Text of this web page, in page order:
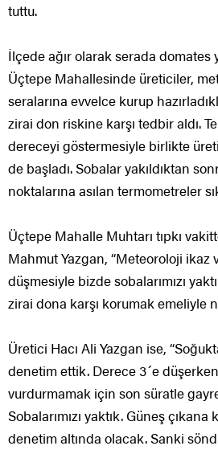
tuttu.
İlçede ağır olarak serada domates
Üçtepe Mahallesinde üreticiler,
seralarına evvelce kurup
zirai don riskine karşı tedbir aldı.
dereceyi göstermesiyle birlikte
de başladı. Sobalar yakıldıktan
noktalarına asılan termometreler
Üçtepe Mahalle Muhtarı tıpkı
Mahmut Yazgan, “Meteoroloji ikaz
düşmesiyle bizde sobalarımızı
zirai dona karşı korumak emeliyle
Üretici Hacı Ali Yazgan ise,
denetim ettik. Derece 3´e
vurdurmamak için son süratle
Sobalarımızı yaktık. Güneş
denetim altında olacak. Sanki